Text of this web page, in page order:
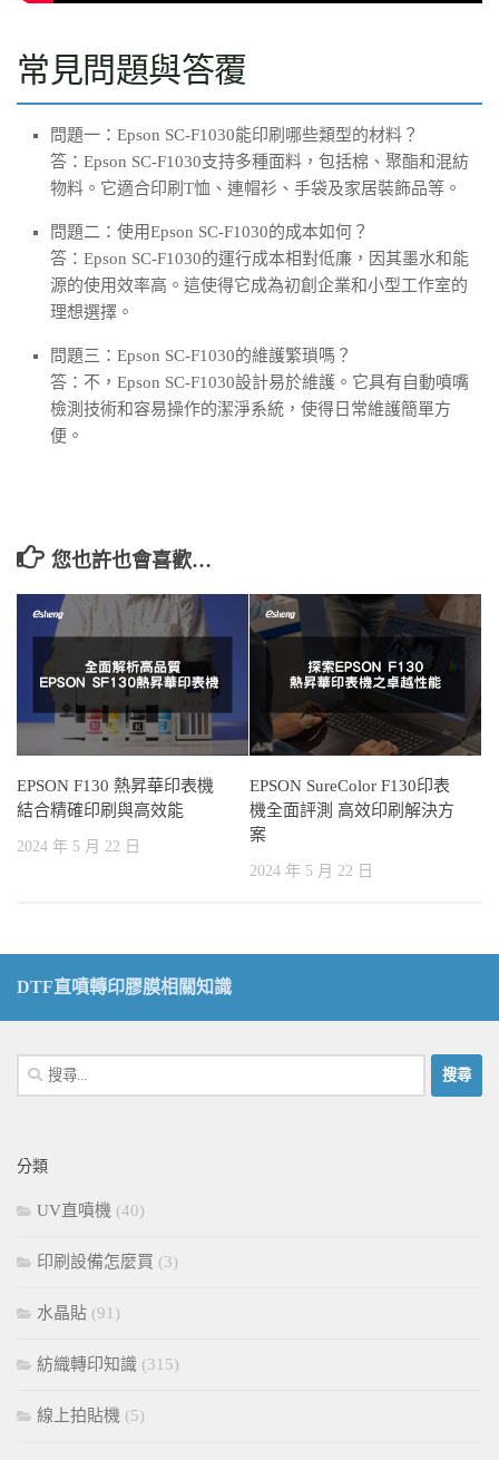
常見問題與答覆
問題一：Epson SC-F1030能印刷哪些類型的材料？
答：Epson SC-F1030支持多種面料，包括棉、聚酯和混紡
物料。它適合印刷T恤、連帽衫、手袋及家居裝飾品等。
問題二：使用Epson SC-F1030的成本如何？
答：Epson SC-F1030的運行成本相對低廉，因其墨水和能
源的使用效率高。這使得它成為初創企業和小型工作室的
理想選擇。
問題三：Epson SC-F1030的維護繁瑣嗎？
答：不，Epson SC-F1030設計易於維護。它具有自動噴嘴
檢測技術和容易操作的潔淨系統，使得日常維護簡單方
便。
您也許也會喜歡…
EPSON F130 熱昇華印表機
結合精確印刷與高效能
2024 年 5 月 22 日
EPSON SureColor F130印表
機全面評測 高效印刷解決方
案
2024 年 5 月 22 日
DTF直噴轉印膠膜相關知識
搜
尋
字:
分類
UV直噴機 (40)
印刷設備怎麼買 (3)
水晶貼 (91)
紡織轉印知識 (315)
線上拍貼機 (5)